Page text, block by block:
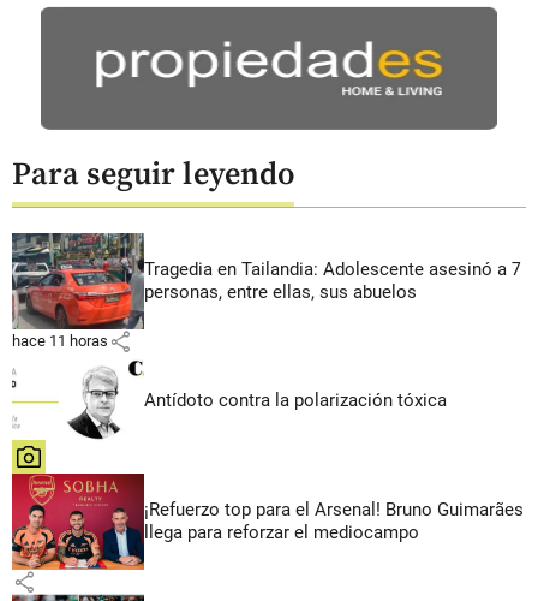
Para seguir leyendo
Tragedia en Tailandia: Adolescente asesinó a 7
personas, entre ellas, sus abuelos
hace 11 horas share
Antídoto contra la polarización tóxica
share
¡Refuerzo top para el Arsenal! Bruno Guimarães
llega para reforzar el mediocampo
share